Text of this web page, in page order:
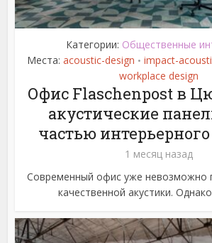
Категории: Общественные
Места: acoustic-design • impact-
workplace design
Офис Flaschenpost в
акустические
частью
1 месяц назад
Современный офис уже невозможно
качественной акустики.